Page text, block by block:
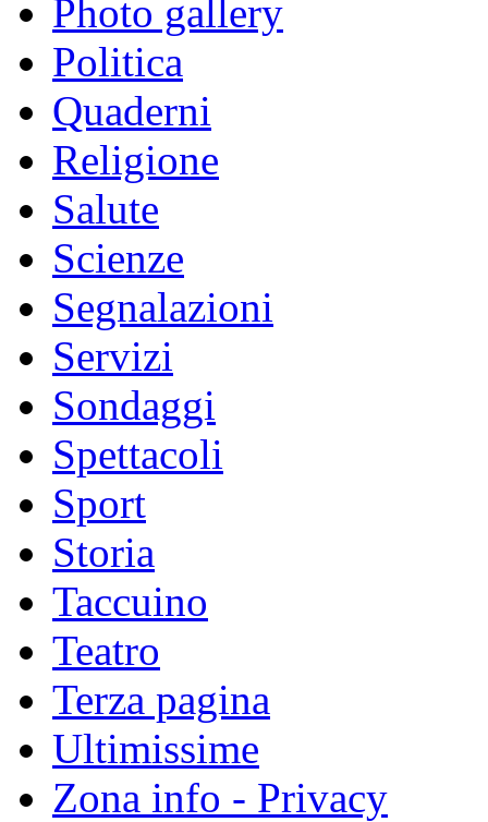
Photo gallery
Politica
Quaderni
Religione
Salute
Scienze
Segnalazioni
Servizi
Sondaggi
Spettacoli
Sport
Storia
Taccuino
Teatro
Terza pagina
Ultimissime
Zona info - Privacy